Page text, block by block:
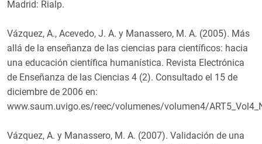
Madrid: Rialp.
Vázquez, A., Acevedo, J. A. y Manassero, M. A. (2005). Más
allá de la enseñanza de las ciencias para científicos: hacia
una educación científica humanística. Revista Electrónica
de Enseñanza de las Ciencias 4 (2). Consultado el 15 de
diciembre de 2006 en:
www.saum.uvigo.es/reec/volumenes/volumen4/
Vázquez, A. y Manassero, M. A. (2007). Validación de una